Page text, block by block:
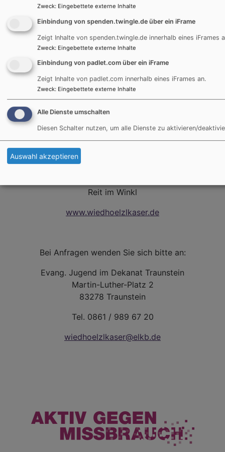
Bildrechte
Reit im Winkl
www.wiedhoelzlkaser.de
Bei Anfragen wenden Sie sich bitte an:
Evang. Jugend im Dekanat Traunstein
Martin-Luther-Platz 2
83278 Traunstein
Tel. 0861 / 989 67 20
wiedhoelzlkaser@elkb.de
Zweck: Eingebettete externe Inhalte
Einbindung von spenden.twingle.de über ein iFrame
Zeigt Inhalte von spenden.twingle.de innerhalb eines iFrames
Zweck: Eingebettete externe Inhalte
Einbindung von padlet.com über ein iFrame
Zeigt Inhalte von padlet.com innerhalb eines iFrames an.
Zweck: Eingebettete externe Inhalte
Alle Dienste umschalten
Diesen Schalter nutzen, um alle Dienste zu aktivieren/
Auswahl akzeptieren